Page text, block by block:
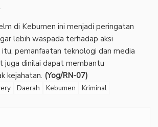
di Kebumen ini menjadi peringatan
lebih waspada terhadap aksi
itu, pemanfaatan teknologi dan media
juga dinilai dapat membantu
kejahatan. (Yog/RN-07)
Daerah Kebumen
Kriminal